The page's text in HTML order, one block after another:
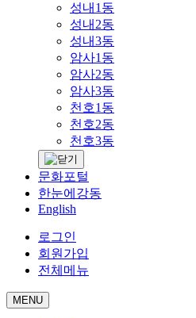
성내1동
성내2동
성내3동
암사1동
암사2동
암사3동
천호1동
천호2동
천호3동
문화포털
한눈에강동
English
로그인
회원가입
전체메뉴
MENU